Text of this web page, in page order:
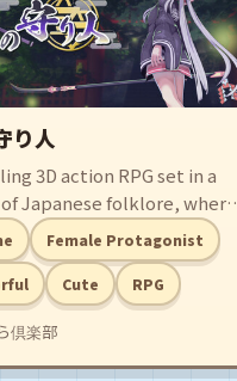
り人
3D action RPG set in a
Japanese folklore, where
Princess “Chiho
takes center stage!
deep into the Nabari-
to defeat its master and
looming catastrophe known
Female Protagonist
Cute RPG
倶楽部